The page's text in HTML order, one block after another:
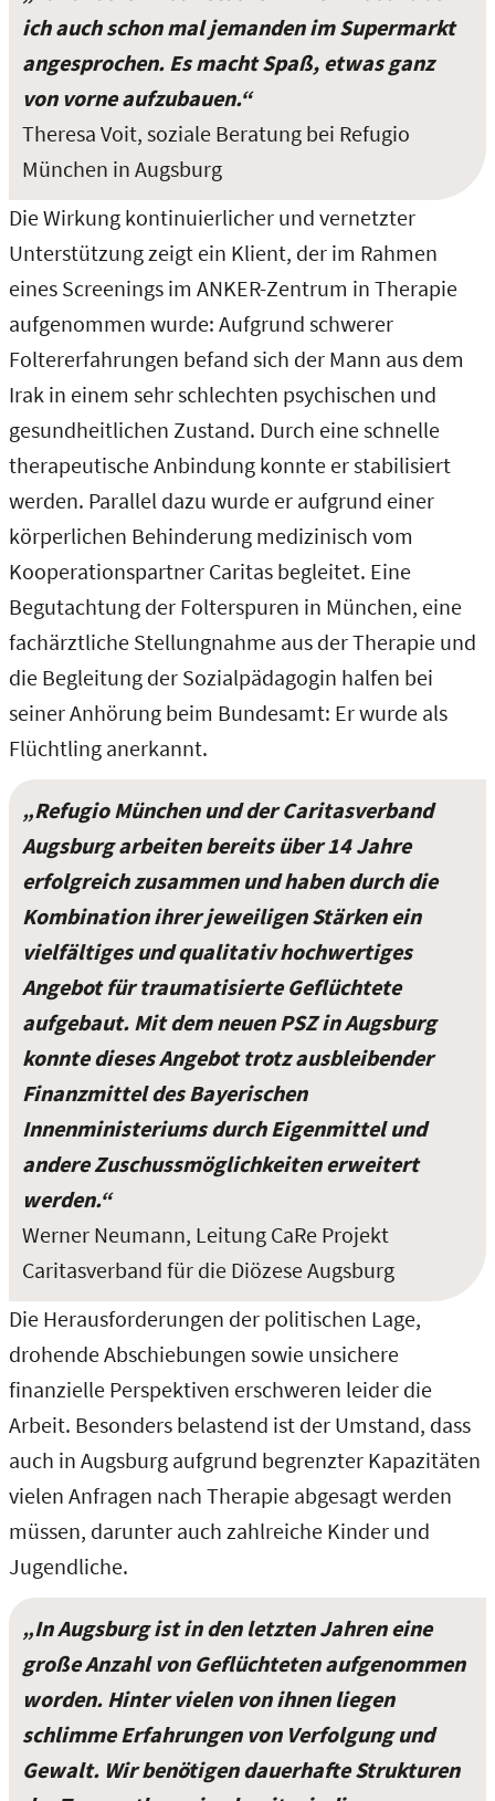
ich auch schon mal jemanden im Supermarkt
angesprochen. Es macht Spaß, etwas ganz
von vorne aufzubauen.“
Theresa Voit, soziale Beratung bei Refugio
München in Augsburg
Die Wirkung kontinuierlicher und vernetzter
Unterstützung zeigt ein Klient, der im Rahmen
eines Screenings im ANKER-Zentrum in Therapie
aufgenommen wurde: Aufgrund schwerer
Foltererfahrungen befand sich der Mann aus dem
Irak in einem sehr schlechten psychischen und
gesundheitlichen Zustand. Durch eine schnelle
therapeutische Anbindung konnte er stabilisiert
werden. Parallel dazu wurde er aufgrund einer
körperlichen Behinderung medizinisch vom
Kooperationspartner Caritas begleitet. Eine
Begutachtung der Folterspuren in München, eine
fachärztliche Stellungnahme aus der Therapie und
die Begleitung der Sozialpädagogin halfen bei
seiner Anhörung beim Bundesamt: Er wurde als
Flüchtling anerkannt.
„Refugio München und der Caritasverband
Augsburg arbeiten bereits über 14 Jahre
erfolgreich zusammen und haben durch die
Kombination ihrer jeweiligen Stärken ein
vielfältiges und qualitativ hochwertiges
Angebot für traumatisierte Geflüchtete
aufgebaut. Mit dem neuen PSZ in Augsburg
konnte dieses Angebot trotz ausbleibender
Finanzmittel des Bayerischen
Innenministeriums durch Eigenmittel und
andere Zuschussmöglichkeiten erweitert
werden.“
Werner Neumann, Leitung CaRe Projekt
Caritasverband für die Diözese Augsburg
Die Herausforderungen der politischen Lage,
drohende Abschiebungen sowie unsichere
finanzielle Perspektiven erschweren leider die
Arbeit. Besonders belastend ist der Umstand, dass
auch in Augsburg aufgrund begrenzter Kapazitäten
vielen Anfragen nach Therapie abgesagt werden
müssen, darunter auch zahlreiche Kinder und
Jugendliche.
„In Augsburg ist in den letzten Jahren eine
große Anzahl von Geflüchteten aufgenommen
worden. Hinter vielen von ihnen liegen
schlimme Erfahrungen von Verfolgung und
Gewalt. Wir benötigen dauerhafte Strukturen